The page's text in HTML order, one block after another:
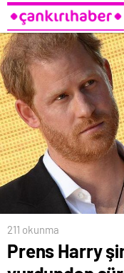
kovmuştu
211 okunma
Prens Harry